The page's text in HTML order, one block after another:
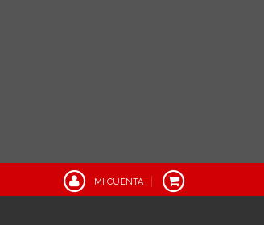
MI CUENTA